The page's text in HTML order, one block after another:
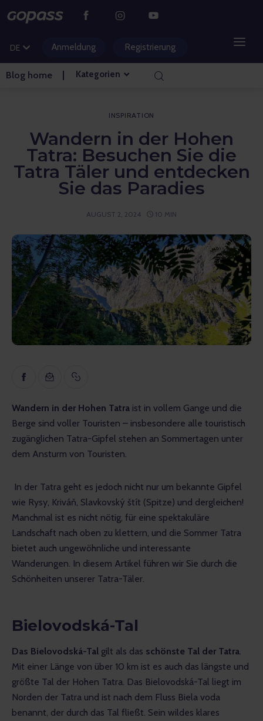
DE
CS
HU
Anmeldung Registrierung
Blog home Kategorien
WASSERPARKS
GOLF
VERGNÜGUNGSPARKS
BLOG HOME
Inspiration
Lehrreich
Gespräche
Gopass Real Estate
INSPIRATION
Wandern in der Hohen
Tatra: Besuchen Sie die
Tatra Täler und entdecken
Sie das Paradies
AUGUST 2, 2024 10 MIN
Wandern in der Hohen Tatra ist in vollem Gange und die
Berge sind voller Touristen – insbesondere alle touristisch
zugänglichen Tatra-Gipfel stehen an Sommertagen unter
dem Ansturm von Touristen.
wie Rysy, Kriváň, Slavkovský štít (Spitze) und dergleichen!
Manchmal ist es nicht nötig, für eine spektakuläre
Landschaft nach oben zu klettern, und die Sommer Tatra
bietet auch ungewöhnliche und interessante
Wanderungen. In diesem Artikel führen wir Sie durch die
Schönheiten unserer Tatra-Täler.
Bielovodská-Tal
Das Bielovodská-Tal gilt als das schönste Tal der Tatra.
Mit einer Länge von über 10 km ist es auch das längste und
größte Tal der Hohen Tatra. Das Bielovodská-Tal liegt im
Norden der Tatra und ist nach dem Fluss Biela voda
benannt, der durch das Tal fließt. Sein wildes klares